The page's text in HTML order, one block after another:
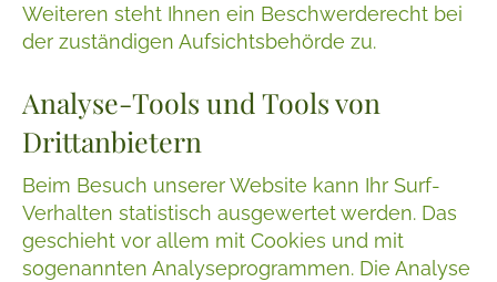
Weiteren steht Ihnen ein Beschwerderecht bei
der zuständigen Aufsichtsbehörde zu.
Analyse-Tools und Tools von
Drittanbietern
Beim Besuch unserer Website kann Ihr Surf-
Verhalten statistisch ausgewertet werden. Das
geschieht vor allem mit Cookies und mit
sogenannten Analyseprogrammen. Die Analyse